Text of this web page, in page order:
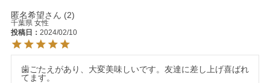
匿名希望 2
千葉県 女性
投稿日
2024/02/10
歯ごたえがあり、大変美味しいです。友達に差し上げ喜ばれ
てます。